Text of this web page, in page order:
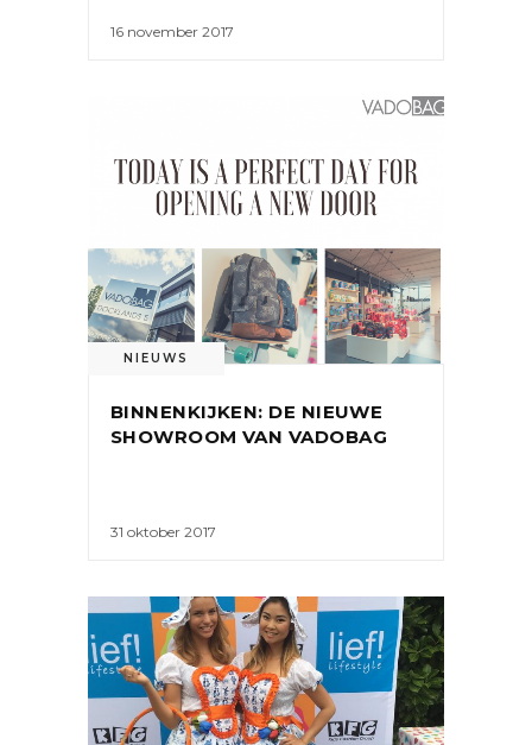
16 november 2017
NIEUWS
BINNENKIJKEN: DE NIEUWE
SHOWROOM VAN VADOBAG
31 oktober 2017